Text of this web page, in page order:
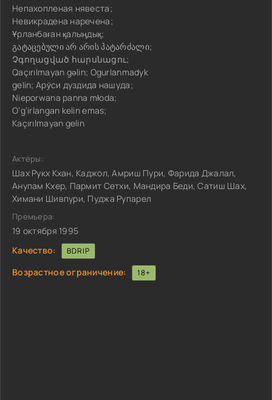
Непахопленая нявеста;
Невикрадена наречена;
Ұрланбаған қалыңдық;
გატაცებული არ არის პატარძალი;
Չգողացված հարսնացու;
Qaçırılmayan gəlin; Ogurlanmadyk
gelin; Арӯси дуздида нашуда;
Nieporwana panna młoda;
O‘g‘irlangan kelin emas;
Kaçırılmayan gelin
Актёры:
Шах Рукх Кхан, Каджол, Амриш Пури, Фарида Джалал,
Анупам Кхер, Пармит Сетхи, Мандира Беди, Сатиш Шах,
Химани Шивпури, Пуджа Рупарел
Премьера:
19 октября 1995
Качество:
BDRIP
Возрастное ограничение: 18+